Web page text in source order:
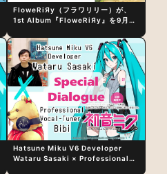
FloweRiЯy（フラワリリー）が、
1st Album『FloweRiЯy』を9月23
Hatsune Miku V6 Developer
Wataru Sasaki × Professional